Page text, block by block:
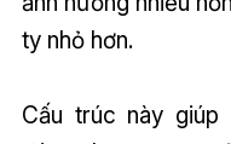
ty nhỏ hơn.
Cấu trúc này